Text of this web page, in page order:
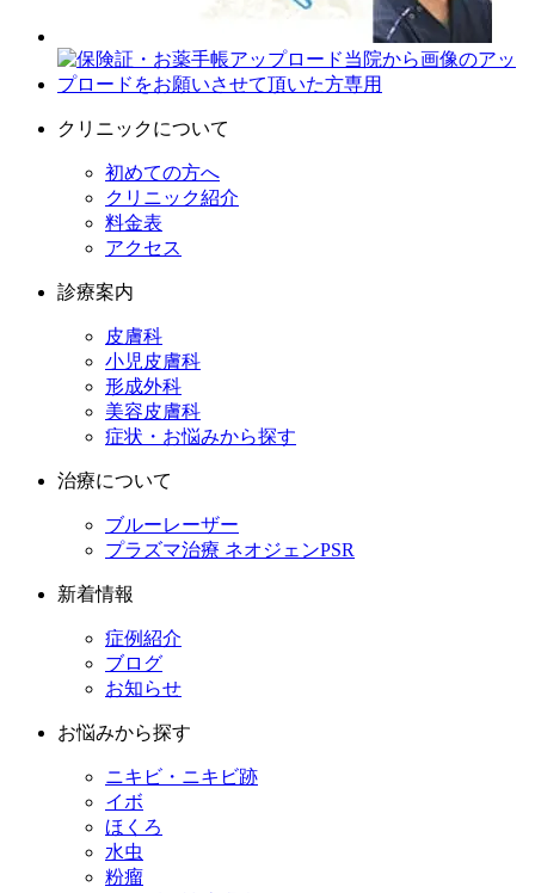
クリニックについて
初めての方へ
クリニック紹介
料金表
アクセス
診療案内
皮膚科
小児皮膚科
形成外科
美容皮膚科
症状・お悩みから探す
治療について
ブルーレーザー
プラズマ治療 ネオジェンPSR
新着情報
症例紹介
ブログ
お知らせ
お悩みから探す
ニキビ・ニキビ跡
イボ
ほくろ
水虫
粉瘤